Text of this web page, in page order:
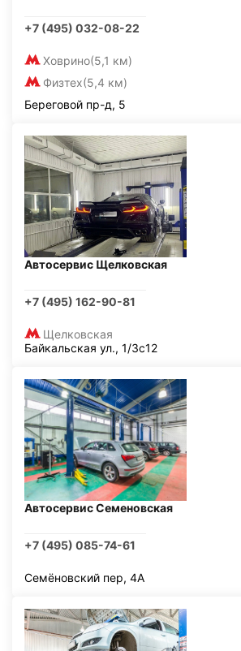
+7 (495) 032-08-22
Ховрино(5,1 км)
Физтех(5,4 км)
Береговой пр-д, 5
Автосервис Щелковская
+7 (495) 162-90-81
Щелковская
Байкальская ул., 1/3с12
Автосервис Семеновская
+7 (495) 085-74-61
Семёновский пер, 4А